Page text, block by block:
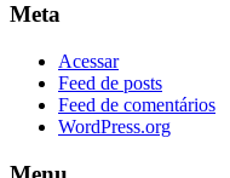
Meta
Acessar
Feed de posts
Feed de comentários
WordPress.org